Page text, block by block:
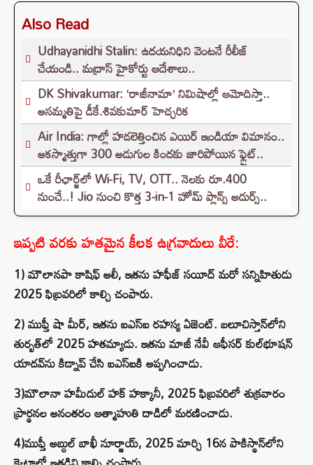
Also Read
Udhayanidhi Stalin: ఉదయనిధిని వెంటనే రీలీజ్
చేయండి.. మద్రాస్ హైకోర్టు ఆదేశాలు..
DK Shivakumar: ‘రాజీనామా’ నిమిషాల్లో ఆమోదిస్తా..
అసమ్మతిపై డీకే.శివకుమార్ హెచ్చరిక
Air India: గాల్లో హడలెత్తించిన ఎయిర్ ఇండియా విమానం..
అకస్మాత్తుగా 300 అడుగుల కిందకు జారిపోయిన ఫ్లైట్..
ఒకే రీఛార్జ్‌లో Wi-Fi, TV, OTT.. నెలకు రూ.400
నుంచే..! Jio నుంచి కొత్త 3-in-1 హోమ్ ప్లాన్స్ అదుర్స్..
ఇప్పటి వరకు హతమైన కీలక ఉగ్రవాదులు వీరే:
1) మౌలానపా కాషిఫ్ అలీ, ఇతను హఫీజ్ సయీద్ మరో సన్నిహితుడు
2025 ఫిబ్రవరిలో కాల్చి చంపారు.
2) ముఫ్తీ షా మీర్, ఇతను ఐఎస్ఐ రహస్య ఏజెంట్. బలూచిస్తాన్‌లోని
తుర్బత్‌లో 2025 హతమ్యాడు. ఇతను మాజీ నేవీ ఆఫీసర్ కుల్‌భూషన్
యాదవ్‌ను కిడ్నాప్ చేసి ఐఎస్ఐకి అప్పగించాడు.
3)మౌలానా హమీదుల్ హక్ హక్కానీ, 2025 ఫిబ్రవరిలో శుక్రవారం
ప్రార్థనల అనంతరం ఆత్మాహుతి దాడిలో మరణించాడు.
4)ముఫ్తీ అబ్దుల్ బాఖీ నూర్జాయ్, 2025 మార్చి 16న పాకిస్థాన్‌లోని